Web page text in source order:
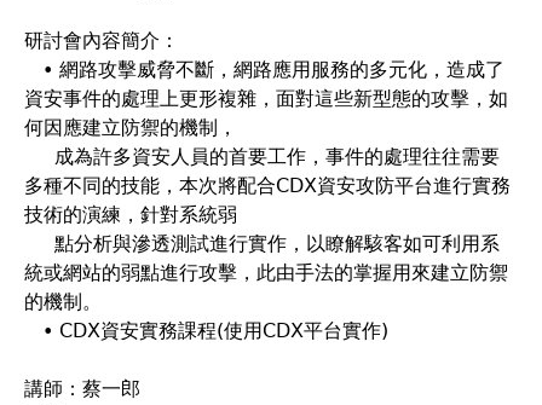
研討會內容簡介：
• 網路攻擊威脅不斷，網路應用服務的多元化，造成了
資安事件的處理上更形複雜，面對這些新型態的攻擊，如
何因應建立防禦的機制，
成為許多資安人員的首要工作，事件的處理往往需要
多種不同的技能，本次將配合CDX資安攻防平台進行實務
技術的演練，針對系統弱
點分析與滲透測試進行實作，以瞭解駭客如可利用系
統或網站的弱點進行攻擊，此由手法的掌握用來建立防禦
的機制。
• CDX資安實務課程(使用CDX平台實作)
講師：蔡一郎